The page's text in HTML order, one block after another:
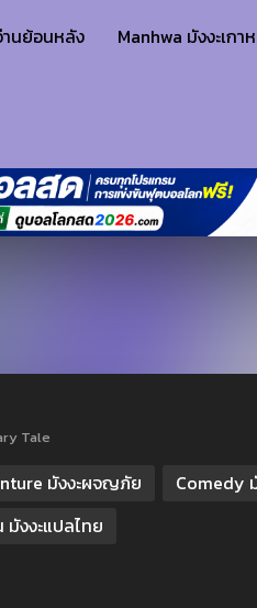
านย้อนหลัง Manhwa มังงะเกา
Tale
มังงะผจญภัย Comedy
มังงะแปลไทย